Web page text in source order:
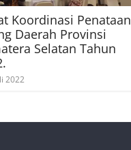
Koordinasi Penataan
Daerah Provinsi
Selatan Tahun
2022